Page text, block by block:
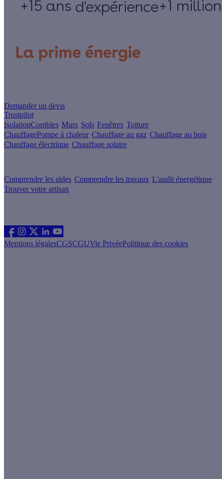
+15 ans d'expérience+1
Demander un devis
Trustpilot
IsolationCombles Murs Sols Fenêtres Toiture
ChauffagePompe à chaleur Chauffage au gaz Chauffage au bois
Chauffage électrique Chauffage solaire
Comprendre les aides Comprendre les travaux L'audit énergétique
Trouver votre artisan
Mentions légalesCGSCGUVie PrivéePolitique des cookies